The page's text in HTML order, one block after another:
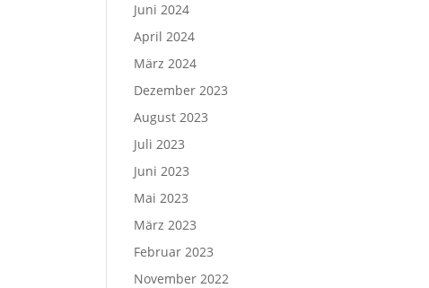
Juni 2024
April 2024
März 2024
Dezember 2023
August 2023
Juli 2023
Juni 2023
Mai 2023
März 2023
Februar 2023
November 2022